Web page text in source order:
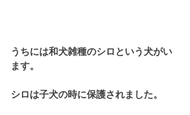
うちには和犬雑種のシロという犬がい
ます。
シロは子犬の時に保護されました。